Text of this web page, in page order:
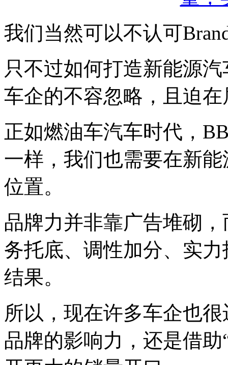
我们当然可以不认可
只不过如何打造新能源
车企的不容忽略，且迫
正如燃油车汽车时代，
一样，我们也需要在新
位置。
品牌力并非靠广告堆砌
务托底、调性加分、实
结果。
所以，现在许多车企也
品牌的影响力，还是借